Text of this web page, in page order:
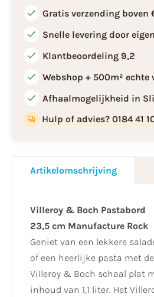
Gratis verzending boven
Snelle levering door
Klantbeoordeling 9,2
Webshop + 500m² echte
Afhaalmogelijkheid in
Hulp of advies? 0184 41
Artikelomschrijving
Villeroy & Boch Pastabord
23,5 cm Manufacture Rock
Geniet van een lekkere
of een heerlijke pasta met de
Villeroy & Boch schaal plat
inhoud van 1,1 liter. Het